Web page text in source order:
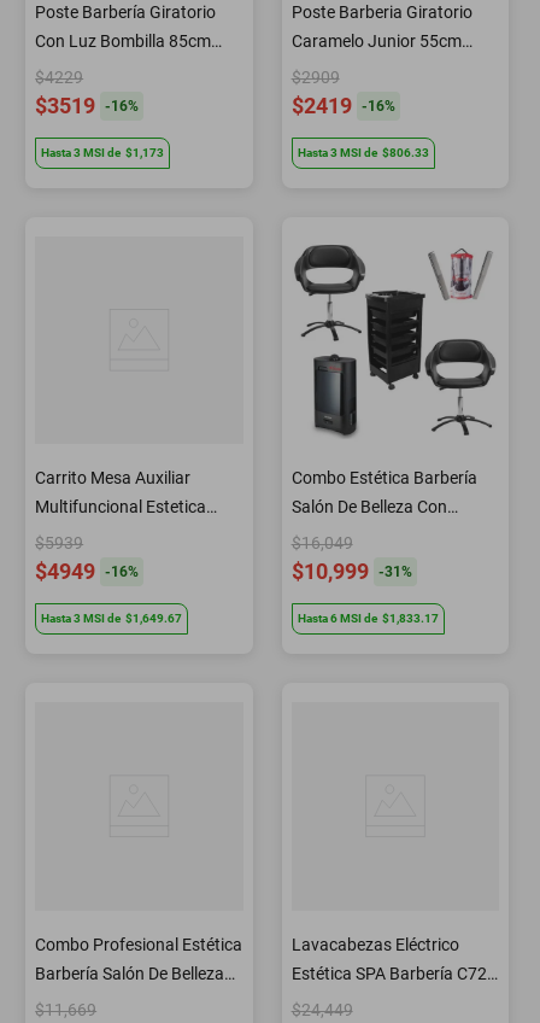
Poste Barbería Giratorio
Con Luz Bombilla 85cm
Negro Letmex
$4229
$3519 -16%
Hasta3 MSIde $1,173
Poste Barberia Giratorio
Caramelo Junior 55cm
Letmex Negro
$2909
$2419 -16%
Hasta3 MSIde $806.33
Carrito Mesa Auxiliar
Multifuncional Estetica
Barberia Ceriotti By Letmex
$5939
$4949 -16%
Hasta3 MSIde $1,649.67
Combo Estética Barbería
Salón De Belleza Con
Aspiradora De Cabello
Letmex
$16,049
$10,999 -31 %
Hasta6MSIde $1,833.17
Combo Profesional Estética
Barbería Salón De Belleza
Letmex
$11,669
Lavacabezas Eléctrico
Estética SPA Barbería C72
Letmex
$24,449